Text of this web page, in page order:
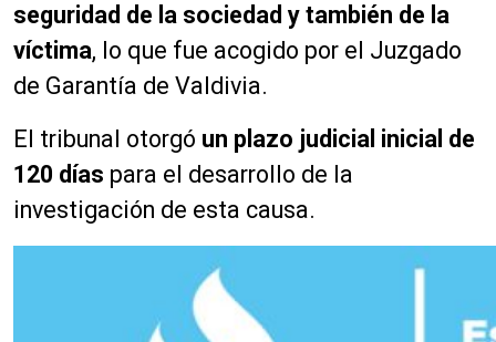
seguridad de la sociedad y también de la
víctima, lo que fue acogido por el Juzgado
de Garantía de Valdivia.
El tribunal otorgó un plazo judicial inicial de
120 días para el desarrollo de la
investigación de esta causa.